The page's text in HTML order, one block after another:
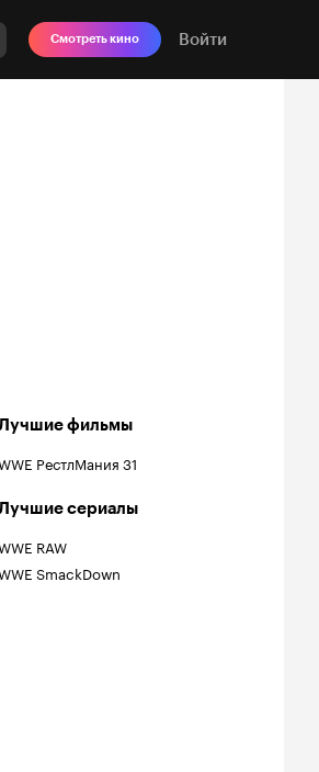
Смотреть кино Войти
фильмы
РестлМания 31
сериалы
RAW
SmackDown